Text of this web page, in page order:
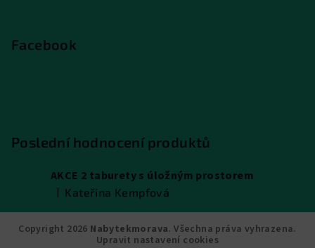
Facebook
Poslední hodnocení produktů
AKCE 2 taburety s úložným prostorem
Hodnocení produktu je 5 z 5 hvězdiček.
Kateřina Kempfová
Copyright 2026 Nabytekmorava. Všechna práva vyhrazena.
Upravit nastavení cookies